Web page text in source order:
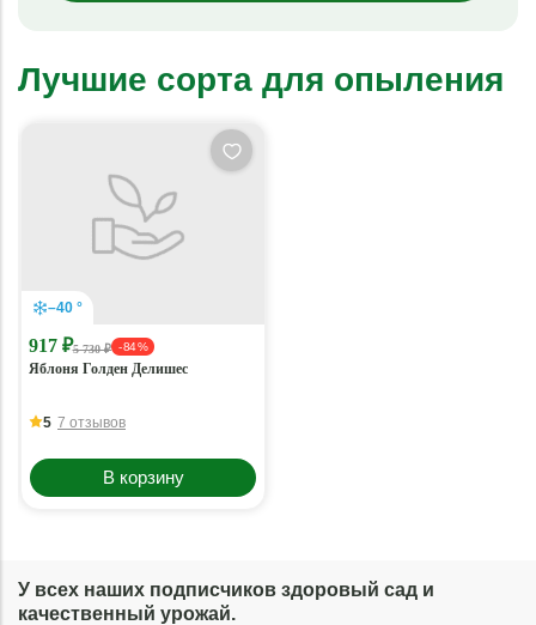
Лучшие сорта для опыления
–40 °
917 ₽5 730 ₽ - 84 %
Яблоня Голден Делишес
5 7 отзывов
В корзину
У всех наших подписчиков здоровый сад и
качественный урожай.